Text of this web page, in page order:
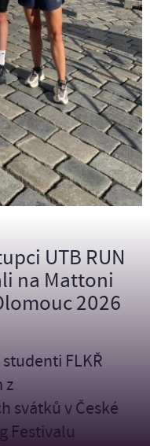
UTB RUN
na Mattoni
2026
FLKŘ
z
svátků v České
Festivalu